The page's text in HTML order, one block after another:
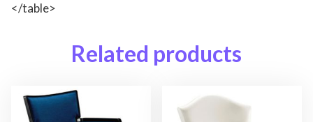
</table>
Related products